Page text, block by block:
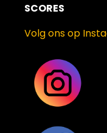
SCORES
Volg ons op